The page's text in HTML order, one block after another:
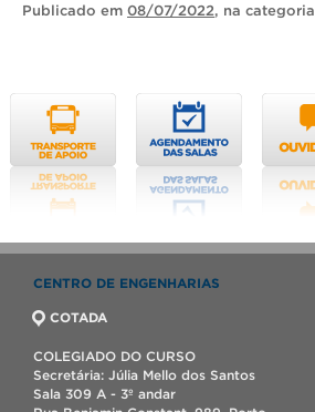
Publicado em 08/07/2022, na categoria
CENTRO DE ENGENHARIAS
COTADA
COLEGIADO DO CURSO
Secretária: Júlia Mello dos Santos
Sala 309 A - 3º andar